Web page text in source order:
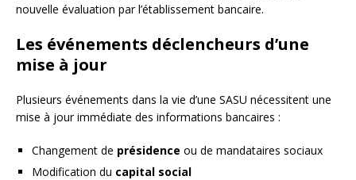
nouvelle évaluation par l’établissement bancaire.
Les événements déclencheurs d’une
mise à jour
Plusieurs événements dans la vie d’une SASU nécessitent une
mise à jour immédiate des informations bancaires :
Changement de présidence ou de mandataires sociaux
Modification du capital social